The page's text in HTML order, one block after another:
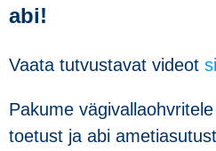
abi!
Vaata tutvustavat videot
Pakume
toetust ja abi